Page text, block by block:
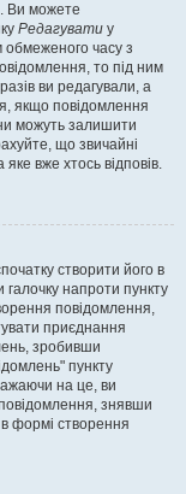
Ви можете
Редагувати у
обмеженого часу з
то під ним
ви редагували, а
якщо повідомлення
можуть залишити
що звичайні
вже хтось відповів.
створити його в
напроти пункту
повідомлення,
приєднання
зробивши
пункту
на це, ви
знявши
в формі створення